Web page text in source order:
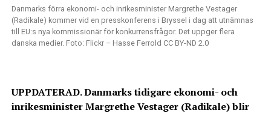
Danmarks förra ekonomi- och inrikesminister Margrethe Vestager
(Radikale) kommer vid en presskonferens i Bryssel i dag att utnämnas
till EU:s nya kommissionär för konkurrensfrågor. Det uppger flera
danska medier. Foto: Flickr – Hasse Ferrold CC BY-ND 2.0
UPPDATERAD. Danmarks tidigare ekonomi- och
inrikesminister Margrethe Vestager (Radikale) blir